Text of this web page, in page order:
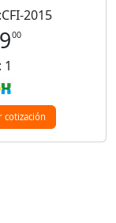
2015
00
cotización